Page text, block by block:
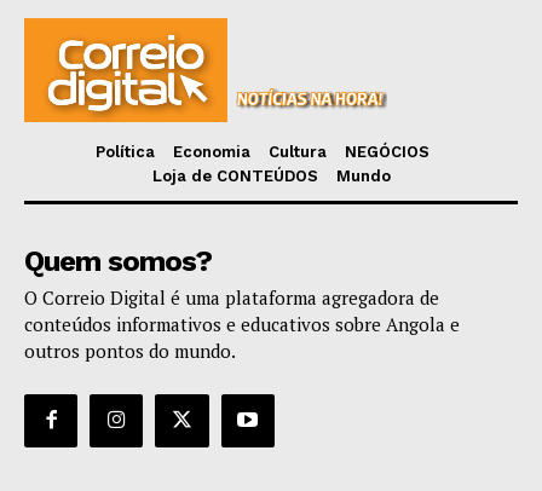
Política Economia Cultura
NEGÓCIOS
Loja de CONTEÚDOS
Mundo
Quem somos?
O Correio Digital é uma plataforma agregadora de
conteúdos informativos e educativos sobre Angola e
outros pontos do mundo.